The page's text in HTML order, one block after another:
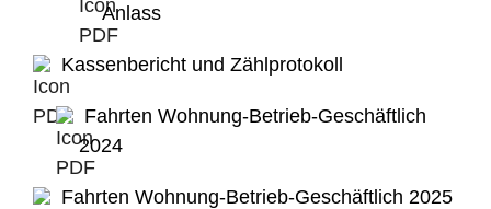
Anlass
Kassenbericht und Zählprotokoll
Fahrten Wohnung-Betrieb-Geschäftlich
2024
Fahrten Wohnung-Betrieb-Geschäftlich 2025